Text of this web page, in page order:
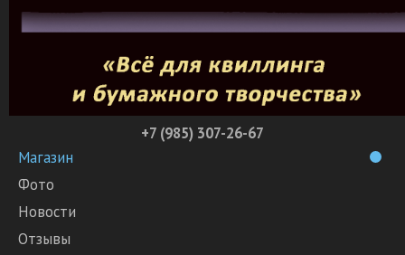
+7 (985) 307-26-67
Магазин
Фото
Новости
Отзывы